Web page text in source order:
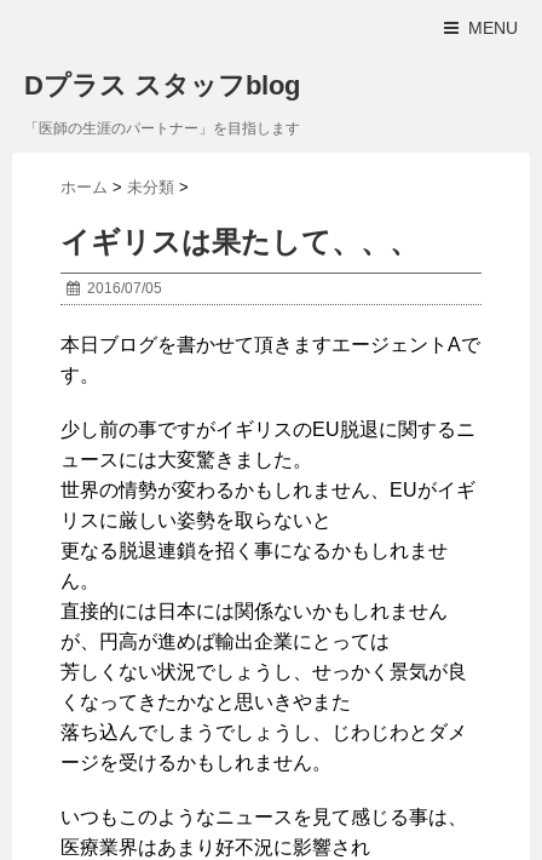
MENU
Dプラス スタッフblog
「医師の生涯のパートナー」を目指します
ホーム > 未分類 >
イギリスは果たして、、、
2016/07/05
本日ブログを書かせて頂きますエージェントAで
す。
少し前の事ですがイギリスのEU脱退に関するニ
ュースには大変驚きました。
世界の情勢が変わるかもしれません、EUがイギ
リスに厳しい姿勢を取らないと
更なる脱退連鎖を招く事になるかもしれませ
ん。
直接的には日本には関係ないかもしれません
が、円高が進めば輸出企業にとっては
芳しくない状況でしょうし、せっかく景気が良
くなってきたかなと思いきやまた
落ち込んでしまうでしょうし、じわじわとダメ
ージを受けるかもしれません。
いつもこのようなニュースを見て感じる事は、
医療業界はあまり好不況に影響され